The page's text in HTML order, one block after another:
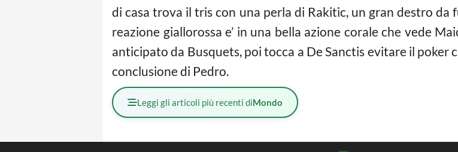
di casa trova il tris con una perla di Rakitic, un gran destro da
reazione giallorossa e’ in una bella azione corale che vede
anticipato da Busquets, poi tocca a De Sanctis evitare il poker
conclusione di Pedro.
Leggi gli articoli più recenti diMondo